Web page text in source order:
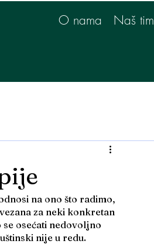
O nama Naš tim
na ono što radimo,
za neki konkretan
se osećati nedovoljno
nije u redu.